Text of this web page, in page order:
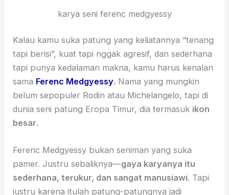
karya seni ferenc medgyessy
Kalau kamu suka patung yang keliatannya “tenang
tapi berisi”, kuat tapi nggak agresif, dan sederhana
tapi punya kedalaman makna, kamu harus kenalan
sama Ferenc Medgyessy. Nama yang mungkin
belum sepopuler Rodin atau Michelangelo, tapi di
dunia seni patung Eropa Timur, dia termasuk ikon
besar.
Ferenc Medgyessy bukan seniman yang suka
pamer. Justru sebaliknya—gaya karyanya itu
sederhana, terukur, dan sangat manusiawi. Tapi
justru karena itulah patung-patungnya jadi